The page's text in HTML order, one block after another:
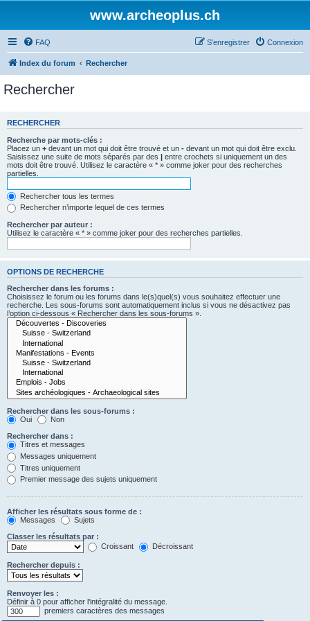
www.archeoplus.ch
FAQ Connexion
S’enregistrer
Index du forum Rechercher
Rechercher
RECHERCHER
Recherche par mots-clés :
Placez un + devant un mot qui doit être trouvé et un - devant un mot qui doit être exclu.
Saisissez une suite de mots séparés par des | entre crochets si uniquement un des
mots doit être trouvé. Utilisez le caractère « * » comme joker pour des recherches
partielles.
Rechercher tous les termes
Rechercher n’importe lequel de ces termes
Rechercher par auteur :
Utilisez le caractère « * » comme joker pour des recherches partielles.
OPTIONS DE RECHERCHE
Rechercher dans les forums :
Choisissez le forum ou les forums dans le(s)quel(s) vous souhaitez effectuer une
recherche. Les sous-forums sont automatiquement inclus si vous ne désactivez pas
l’option ci-dessous « Rechercher dans les sous-forums ».
Rechercher dans les sous-forums :
Oui
Non
Rechercher dans :
Titres et messages
Messages uniquement
Titres uniquement
Premier message des sujets uniquement
Afficher les résultats sous forme de :
Messages
Sujets
Classer les résultats par :
Croissant
Décroissant
Rechercher depuis :
Renvoyer les :
Définir à 0 pour afficher l’intégralité du message.
premiers caractères des messages